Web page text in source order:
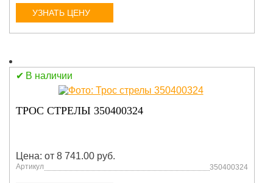
УЗНАТЬ ЦЕНУ
В наличии
ТРОС СТРЕЛЫ 350400324
Цена: от 8 741.00 руб.
Артикул 350400324